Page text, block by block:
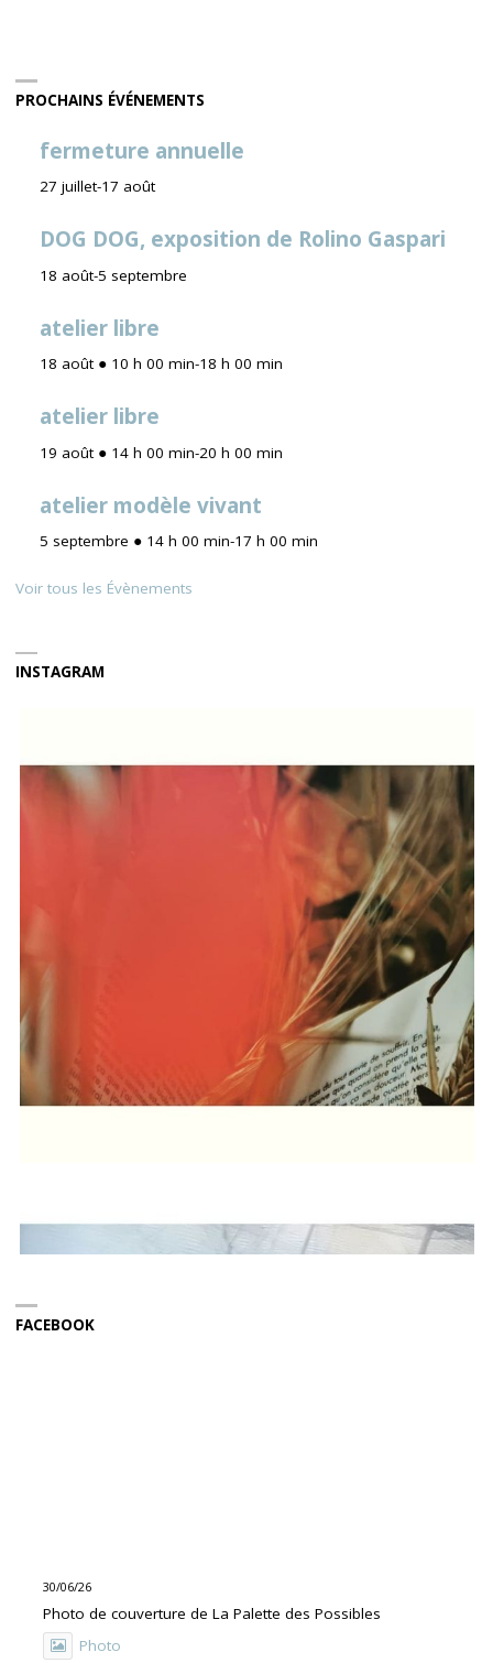
PROCHAINS ÉVÉNEMENTS
fermeture annuelle
27 juillet-17 août
DOG DOG, exposition de Rolino Gaspari
18 août-5 septembre
atelier libre
18 août ● 10 h 00 min-18 h 00 min
atelier libre
19 août ● 14 h 00 min-20 h 00 min
atelier modèle vivant
5 septembre ● 14 h 00 min-17 h 00 min
Voir tous les Évènements
INSTAGRAM
FACEBOOK
30/06/26
Photo de couverture de La Palette des Possibles
Photo